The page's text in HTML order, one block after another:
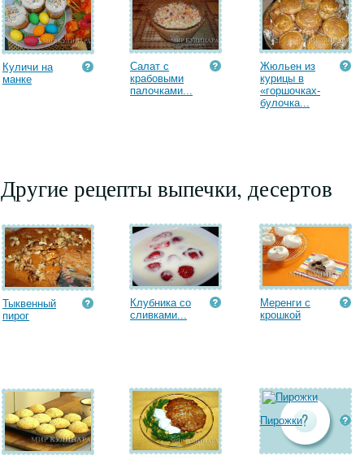
Куличи на
манке
Салат с
крабовыми
палочками...
Жюльен из
курицы в
«горшочках-
булочка...
Другие рецепты выпечки, десертов
Тыквенный
пирог
Клубника со
сливками...
Меренги с
крошкой
Пирожки